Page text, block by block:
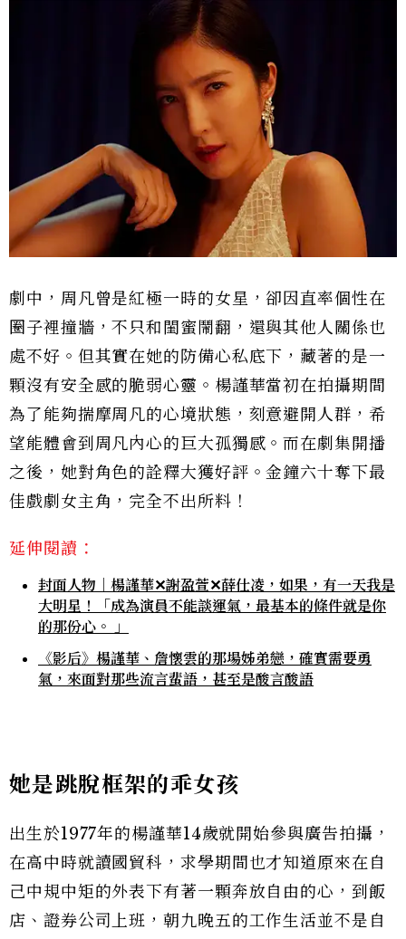
劇中，周凡曾是紅極一時的女星，卻因直率個性在
圈子裡撞牆，不只和閨蜜鬧翻，還與其他人關係也
處不好。但其實在她的防備心私底下，藏著的是一
顆沒有安全感的脆弱心靈。楊謹華當初在拍攝期間
為了能夠揣摩周凡的心境狀態，刻意避開人群，希
望能體會到周凡內心的巨大孤獨感。而在劇集開播
之後，她對角色的詮釋大獲好評。金鐘六十奪下最
佳戲劇女主角，完全不出所料！
延伸閱讀：
封面人物｜楊謹華✕謝盈萱✕薛仕凌，如果，有一天我是
大明星！「成為演員不能談運氣，最基本的條件就是你
的那份心。 」
《影后》楊謹華、詹懷雲的那場姊弟戀，確實需要勇
氣，來面對那些流言蜚語，甚至是酸言酸語
她是跳脫框架的乖女孩
出生於1977年的楊謹華14歲就開始參與廣告拍攝，
在高中時就讀國貿科，求學期間也才知道原來在自
己中規中矩的外表下有著一顆奔放自由的心，到飯
店、證券公司上班，朝九晚五的工作生活並不是自